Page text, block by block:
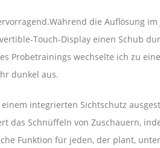
die Auflösung
Touch-Display einen Schub
Probetrainings wechselte ich zu
dunkel aus.
integrierten Sichtschutz
das Schnüffeln von Zuschauern,
Funktion für jeden, der plant,